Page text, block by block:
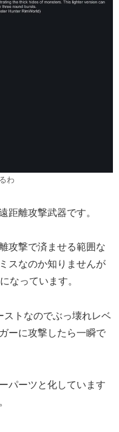
わ
距離攻撃武器です。
攻撃で済ませる範囲な
スなのか知りませんが
なっています。
ストなのでぶっ壊れレベ
ーに攻撃したら一瞬で
パーツと化しています